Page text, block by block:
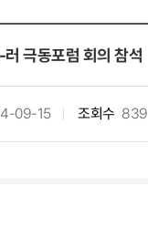
극동포럼 회의 참석
09-15 조회수 839